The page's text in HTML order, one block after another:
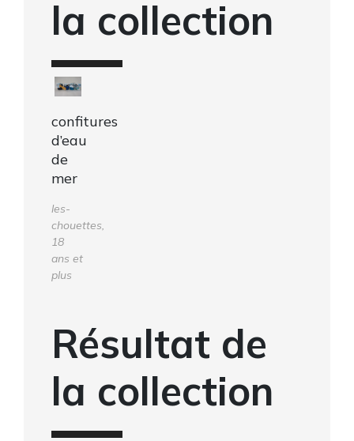
la collection
confitures
d’eau
de
mer
les-
chouettes,
18
ans et
plus
Résultat de
la collection